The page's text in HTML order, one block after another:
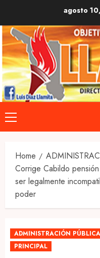
content
agosto
Primary
Menu
Home
Corrige Cabildo
ser legalmente
poder
ADMINISTRACIÓN PÚBLICA
PRINCIPAL